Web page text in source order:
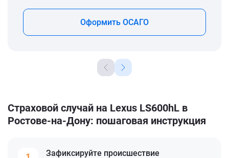
Оформить ОСАГО
Страховой случай на Lexus LS600hL в
Ростове-на-Дону: пошаговая инструкция
Зафиксируйте происшествие